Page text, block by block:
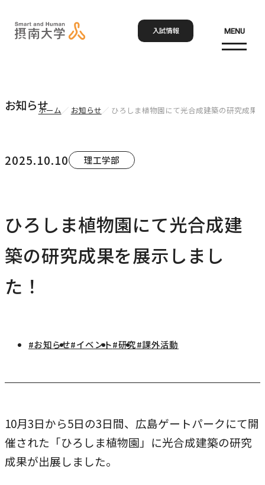
MENU
入試情報
大学概要トップ
大学紹介
学びの特色
点検・評価
刊行物・広報活動
学部・大学院
学部・大学院トップ
法学部
経営学部
現代社会学部
理工学部
社会連携
学生生活トップ
証明書発行、手続き
健康管理
課外活動
就職・キャリア
就職実績
インターンシップ
国際交流
グローバルセンター
留学プログラム
ホーム お知らせ ひろしま植物園にて光合成建築の研究成果
お知らせ
2025.10.10 理工学部
ひろしま植物園にて光合成建
築の研究成果を展示しまし
た！
#お知らせ#イベント#研究#課外活動
10月3日から5日の3日間、広島ゲートパークにて開
催された「ひろしま植物園」に光合成建築の研究
成果が出展しました。